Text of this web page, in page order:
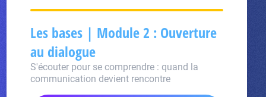
Les bases | Module 2 : Ouverture
au dialogue
S'écouter pour se comprendre : quand la
communication devient rencontre